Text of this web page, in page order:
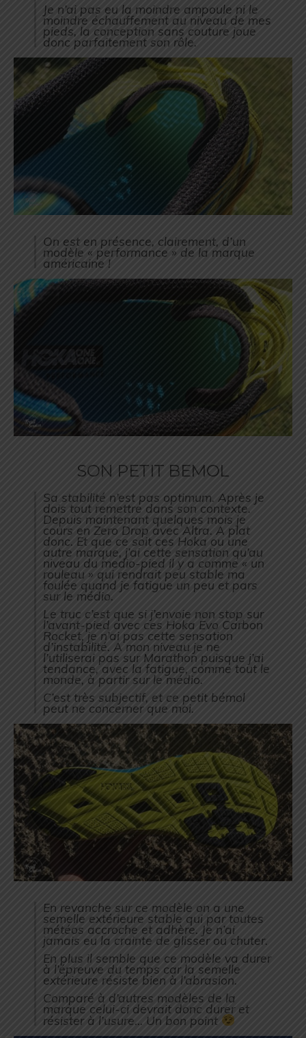
Je n’ai pas eu la moindre ampoule ni le
moindre échauffement au niveau de mes
pieds, la conception sans couture joue
donc parfaitement son rôle.
On est en présence, clairement, d’un
modèle « performance » de la marque
américaine !
SON PETIT BEMOL
Sa stabilité n’est pas optimum. Après je
dois tout remettre dans son contexte.
Depuis maintenant quelques mois je
cours en Zero Drop avec Altra. A plat
donc. Et que ce soit ces Hoka ou une
autre marque, j’ai cette sensation qu’au
niveau du medio-pied il y a comme « un
rouleau » qui rendrait peu stable ma
foulée quand je fatigue un peu et pars
sur le médio.
Le truc c’est que si j’envoie non stop sur
l’avant-pied avec ces Hoka Evo Carbon
Rocket, je n’ai pas cette sensation
d’instabilité. A mon niveau je ne
l’utiliserai pas sur Marathon puisque j’ai
tendance, avec la fatigue, comme tout le
monde, à partir sur le médio.
C’est très subjectif, et ce petit bémol
peut ne concerner que moi.
En revanche sur ce modèle on a une
semelle extérieure stable qui par toutes
météos accroche et adhère. Je n’ai
jamais eu la crainte de glisser ou chuter.
En plus il semble que ce modèle va durer
à l’épreuve du temps car la semelle
extérieure résiste bien à l’abrasion.
Comparé à d’autres modèles de la
marque celui-ci devrait donc durer et
résister à l’usure… Un bon point